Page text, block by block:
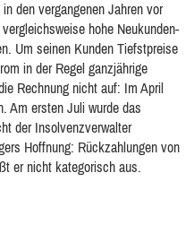
den vergangenen Jahren vor
hohe Neukunden-
Um seinen Kunden Tiefstpreise
in der Regel ganzjährige
Rechnung nicht auf: Im April
Am ersten Juli wurde das
der Insolvenzverwalter
Hoffnung: Rückzahlungen von
er nicht kategorisch aus.